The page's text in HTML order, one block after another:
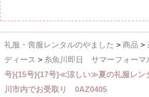
ホーム
全 国 配 送
礼服・喪服レンタルのやました > 商品>
ディース > 糸魚川即日 サマーフォーマ
号}{15号}{17号}≪涼しい≫夏の礼服レン
川市内でお受取り 0AZ0405